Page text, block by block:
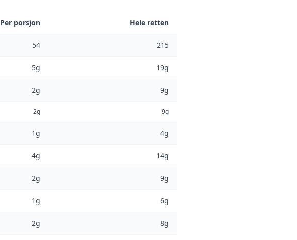
Per porsjon Hele retten
54 215
5g 19g
2g 9g
2g 9g
1g 4g
4g 14g
2g 9g
1g 6g
2g 8g